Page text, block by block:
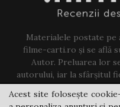
Materialele postate
filme-carti.ro și se află
Autor. Preluarea lor
autorului, iar la sfârșitul
existe un
Acest site folosește